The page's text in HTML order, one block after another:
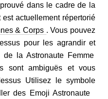
dans le cadre de la
actuellement répertorié
& Corps . Vous pouvez
pour les agrandir et
la Astronaute Femme
sont ambiguës et vous
Utilisez le symbole
des Emoji Astronaute